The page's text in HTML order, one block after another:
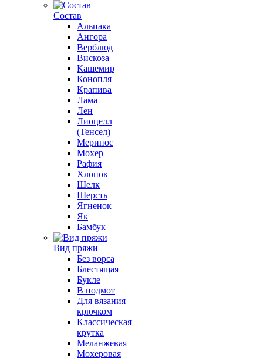
Состав
Альпака
Ангора
Верблюд
Вискоза
Кашемир
Конопля
Крапива
Лама
Лен
Лиоцелл
(Тенсел)
Меринос
Мохер
Рафия
Хлопок
Шелк
Шерсть
Ягненок
Як
Бамбук
Вид пряжи
Без ворса
Блестящая
Букле
В подмот
Для вязания
крючком
Классическая
крутка
Меланжевая
Мохеровая